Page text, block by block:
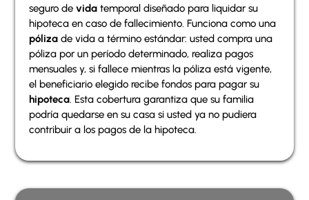
seguro devida temporal diseñado para liquidar su
hipoteca en caso de fallecimiento. Funciona como una
póliza de vida a término estándar: usted compra una
póliza por un período determinado, realiza pagos
mensuales y, si fallece mientras la póliza está vigente,
el beneficiario elegido recibe fondos para pagar su
hipoteca. Esta cobertura garantiza que su familia
podría quedarse en su casa si usted ya no pudiera
contribuir a los pagos de la hipoteca.